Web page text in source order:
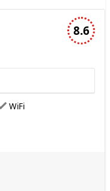
8.6
WiFi